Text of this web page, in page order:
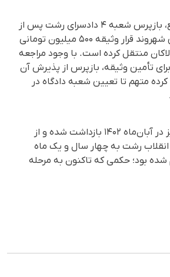
به گفته‌ی منابع مطلع، بازپرس شعبه ۴ دادسرای رشت پس از
تفهیم اتهام، برای این شهروند قرار وثیقه ۵۰۰ میلیون تومانی
لاکان منتقل کرده است. با وجود مراجعه
تأمین وثیقه، بازپرس از پذیرش آن
کرده متهم تا تعیین شعبه دادگاه در
رزیتا رجایی پیش‌تر نیز در آبان‌ماه ۱۴۰۲ بازداشت شده و از
۳ دادگاه انقلاب رشت به چهار سال و یک ماه
بود؛ حکمی که تاکنون به مرحله